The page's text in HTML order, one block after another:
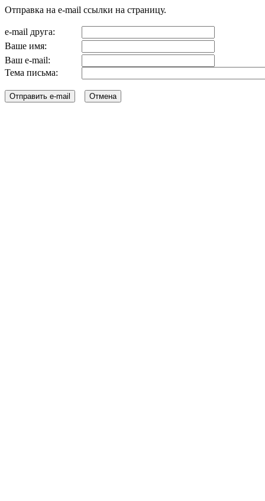
Отправка на e-mail ссылки на страницу.
e-mail друга:
Ваше имя:
Ваш e-mail:
Тема письма: